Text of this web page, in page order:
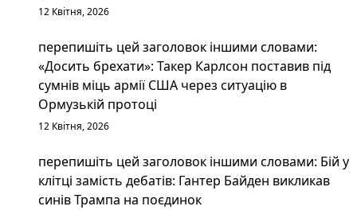
12 Квітня, 2026
перепишіть цей заголовок іншими словами:
«Досить брехати»: Такер Карлсон поставив під
сумнів міць армії США через ситуацію в
Ормузькій протоці
12 Квітня, 2026
перепишіть цей заголовок іншими словами: Бій у
клітці замість дебатів: Гантер Байден викликав
синів Трампа на поєдинок